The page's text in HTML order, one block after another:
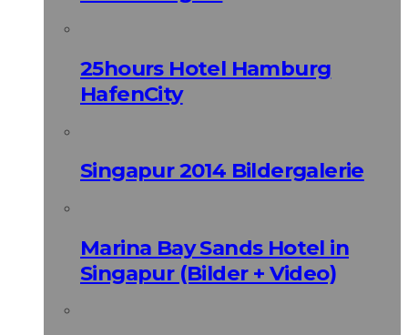
25hours Hotel Hamburg
HafenCity
Singapur 2014 Bildergalerie
Marina Bay Sands Hotel in
Singapur (Bilder + Video)